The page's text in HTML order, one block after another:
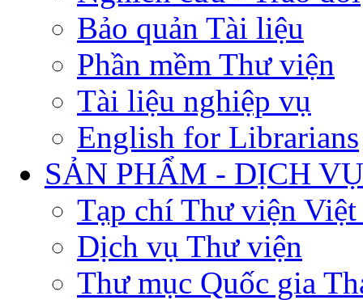
Bảo quản Tài liệu
Phần mềm Thư viện
Tài liệu nghiệp vụ
English for Librarians
SẢN PHẨM - DỊCH VỤ
Tạp chí Thư viện Việt
Dịch vụ Thư viện
Thư mục Quốc gia